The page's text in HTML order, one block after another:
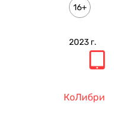
16+
2023 г.
КоЛибри